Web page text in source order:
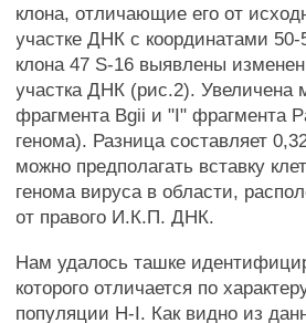
клона, отличающие его от
участке ДНК с координатами
клона 47 S-16 выявлены
участка ДНК (рис.2).
фрагмента Bgii и "I" фрагмента
генома). Разница составляет
можно предполагать вставку
генома вируса в области,
от правого И.К.П. ДНК.
Нам удалось ташке
которого отличается по
популяции H-I. Как видно из